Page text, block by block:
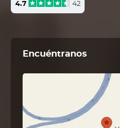
4.7 42
Encuéntranos